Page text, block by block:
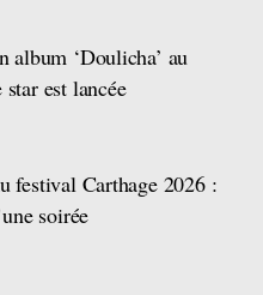
album ‘Doulicha’ au
est lancée
festival Carthage 2026 :
soirée